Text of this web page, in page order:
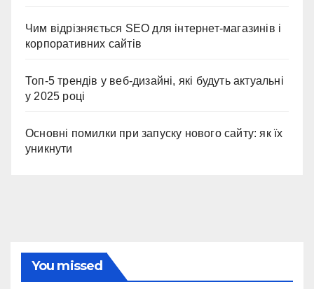
Чим відрізняється SEO для інтернет-магазинів і
корпоративних сайтів
Топ-5 трендів у веб-дизайні, які будуть актуальні
у 2025 році
Основні помилки при запуску нового сайту: як їх
уникнути
You missed